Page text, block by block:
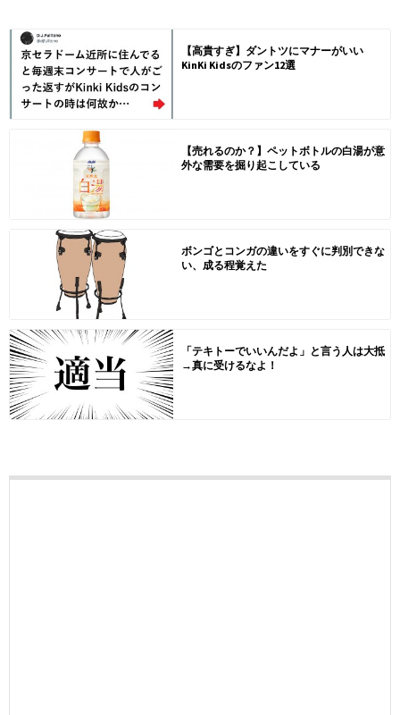
【高貴すぎ】ダントツにマナーがいい
KinKi Kidsのファン12選
【売れるのか？】ペットボトルの白湯が意
外な需要を掘り起こしている
ボンゴとコンガの違いをすぐに判別できな
い、成る程覚えた
「テキトーでいいんだよ」と言う人は大抵
→真に受けるなよ！